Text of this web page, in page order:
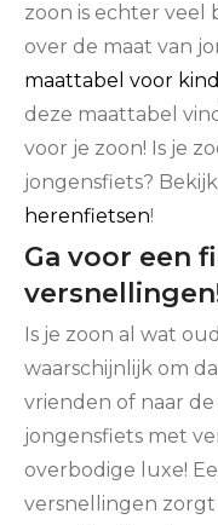
zoon is echter veel
over de maat van
maattabel voor
deze maattabel
voor je zoon! Is je
jongensfiets?
herenfietsen!
Ga voor een
Is je zoon al wat
waarschijnlijk om
vrienden of naar
jongensfiets met
overbodige luxe!
versnellingen